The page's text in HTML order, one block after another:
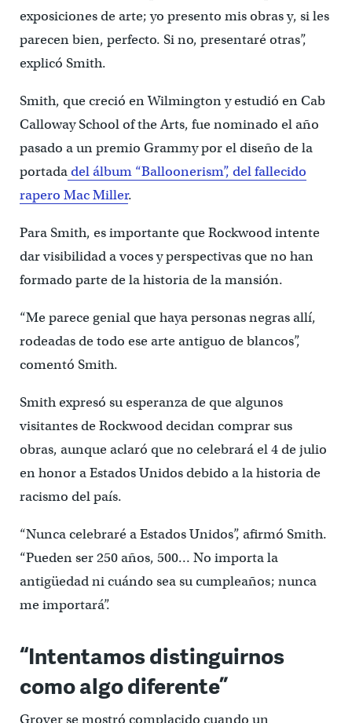
exposiciones de arte; yo presento mis obras y, si les
parecen bien, perfecto. Si no, presentaré otras”,
explicó Smith.
Smith, que creció en Wilmington y estudió en Cab
Calloway School of the Arts, fue nominado el año
pasado a un premio Grammy por el diseño de la
portadadel álbum “Balloonerism”, del fallecido
rapero Mac Miller.
Para Smith, es importante que Rockwood intente
dar visibilidad a voces y perspectivas que no han
formado parte de la historia de la mansión.
“Me parece genial que haya personas negras allí,
rodeadas de todo ese arte antiguo de blancos”,
comentó Smith.
Smith expresó su esperanza de que algunos
visitantes de Rockwood decidan comprar sus
obras, aunque aclaró que no celebrará el 4 de julio
en honor a Estados Unidos debido a la historia de
racismo del país.
“Nunca celebraré a Estados Unidos”, afirmó Smith.
“Pueden ser 250 años, 500… No importa la
antigüedad ni cuándo sea su cumpleaños; nunca
me importará”.
“Intentamos distinguirnos
como algo diferente”
Grover se mostró complacido cuando un